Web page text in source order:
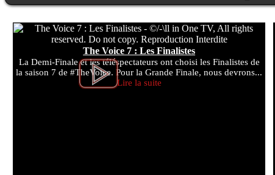
The Voice 7 : Les Finalistes
La Demi-Finale et les téléspectateurs ont choisi les Finalistes de
la saison 7 de #TheVoice. Pour la Grande Finale, nous devrons...
Lire la suite